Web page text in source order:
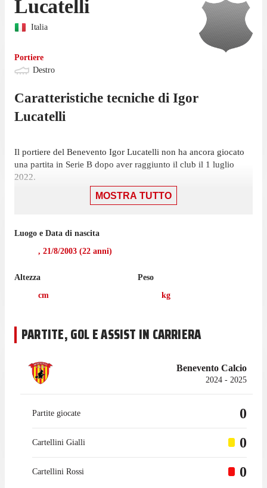
Lucatelli
Italia
Portiere
Destro
Caratteristiche tecniche di Igor
Lucatelli
Il portiere del Benevento Igor Lucatelli non ha ancora giocato
una partita in Serie B dopo aver raggiunto il club il 1 luglio
2022.
MOSTRA TUTTO
Luogo e Data di nascita
, 21/8/2003 (22 anni)
Altezza
cm
Peso
kg
PARTITE, GOL E ASSIST IN CARRIERA
Benevento Calcio
2024 - 2025
Partite giocate 0
Cartellini Gialli 0
Cartellini Rossi 0